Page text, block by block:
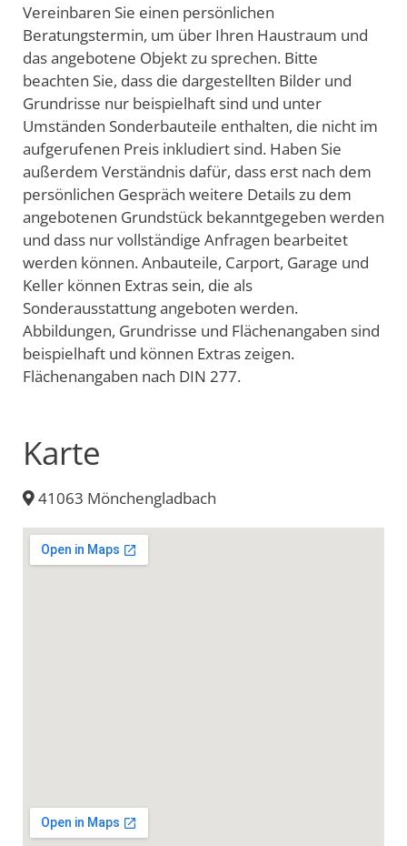
Vereinbaren Sie einen persönlichen
Beratungstermin, um über Ihren Haustraum und
das angebotene Objekt zu sprechen. Bitte
beachten Sie, dass die dargestellten Bilder und
Grundrisse nur beispielhaft sind und unter
Umständen Sonderbauteile enthalten, die nicht im
aufgerufenen Preis inkludiert sind. Haben Sie
außerdem Verständnis dafür, dass erst nach dem
persönlichen Gespräch weitere Details zu dem
angebotenen Grundstück bekanntgegeben werden
und dass nur vollständige Anfragen bearbeitet
werden können. Anbauteile, Carport, Garage und
Keller können Extras sein, die als
Sonderausstattung angeboten werden.
Abbildungen, Grundrisse und Flächenangaben sind
beispielhaft und können Extras zeigen.
Flächenangaben nach DIN 277.
Karte
41063 Mönchengladbach